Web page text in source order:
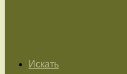
Искать